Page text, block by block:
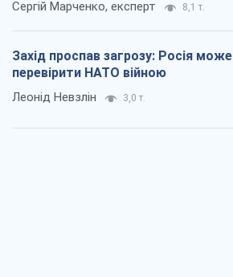
Сергій Марченко, експерт 8,1 т.
Захід проспав загрозу: Росія може
перевірити НАТО війною
Леонід Невзлін 3,0 т.